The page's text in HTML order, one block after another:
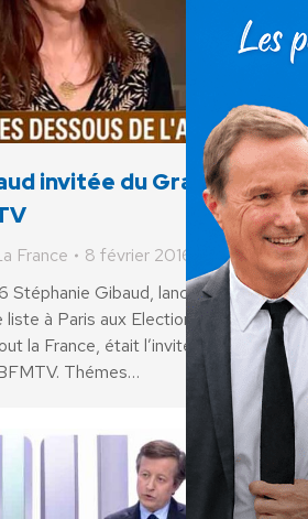
invitée du Grand
France
8 février 2016
Stéphanie Gibaud, lanceuse
à Paris aux Elections
la France, était l’invitée du
Thémes…